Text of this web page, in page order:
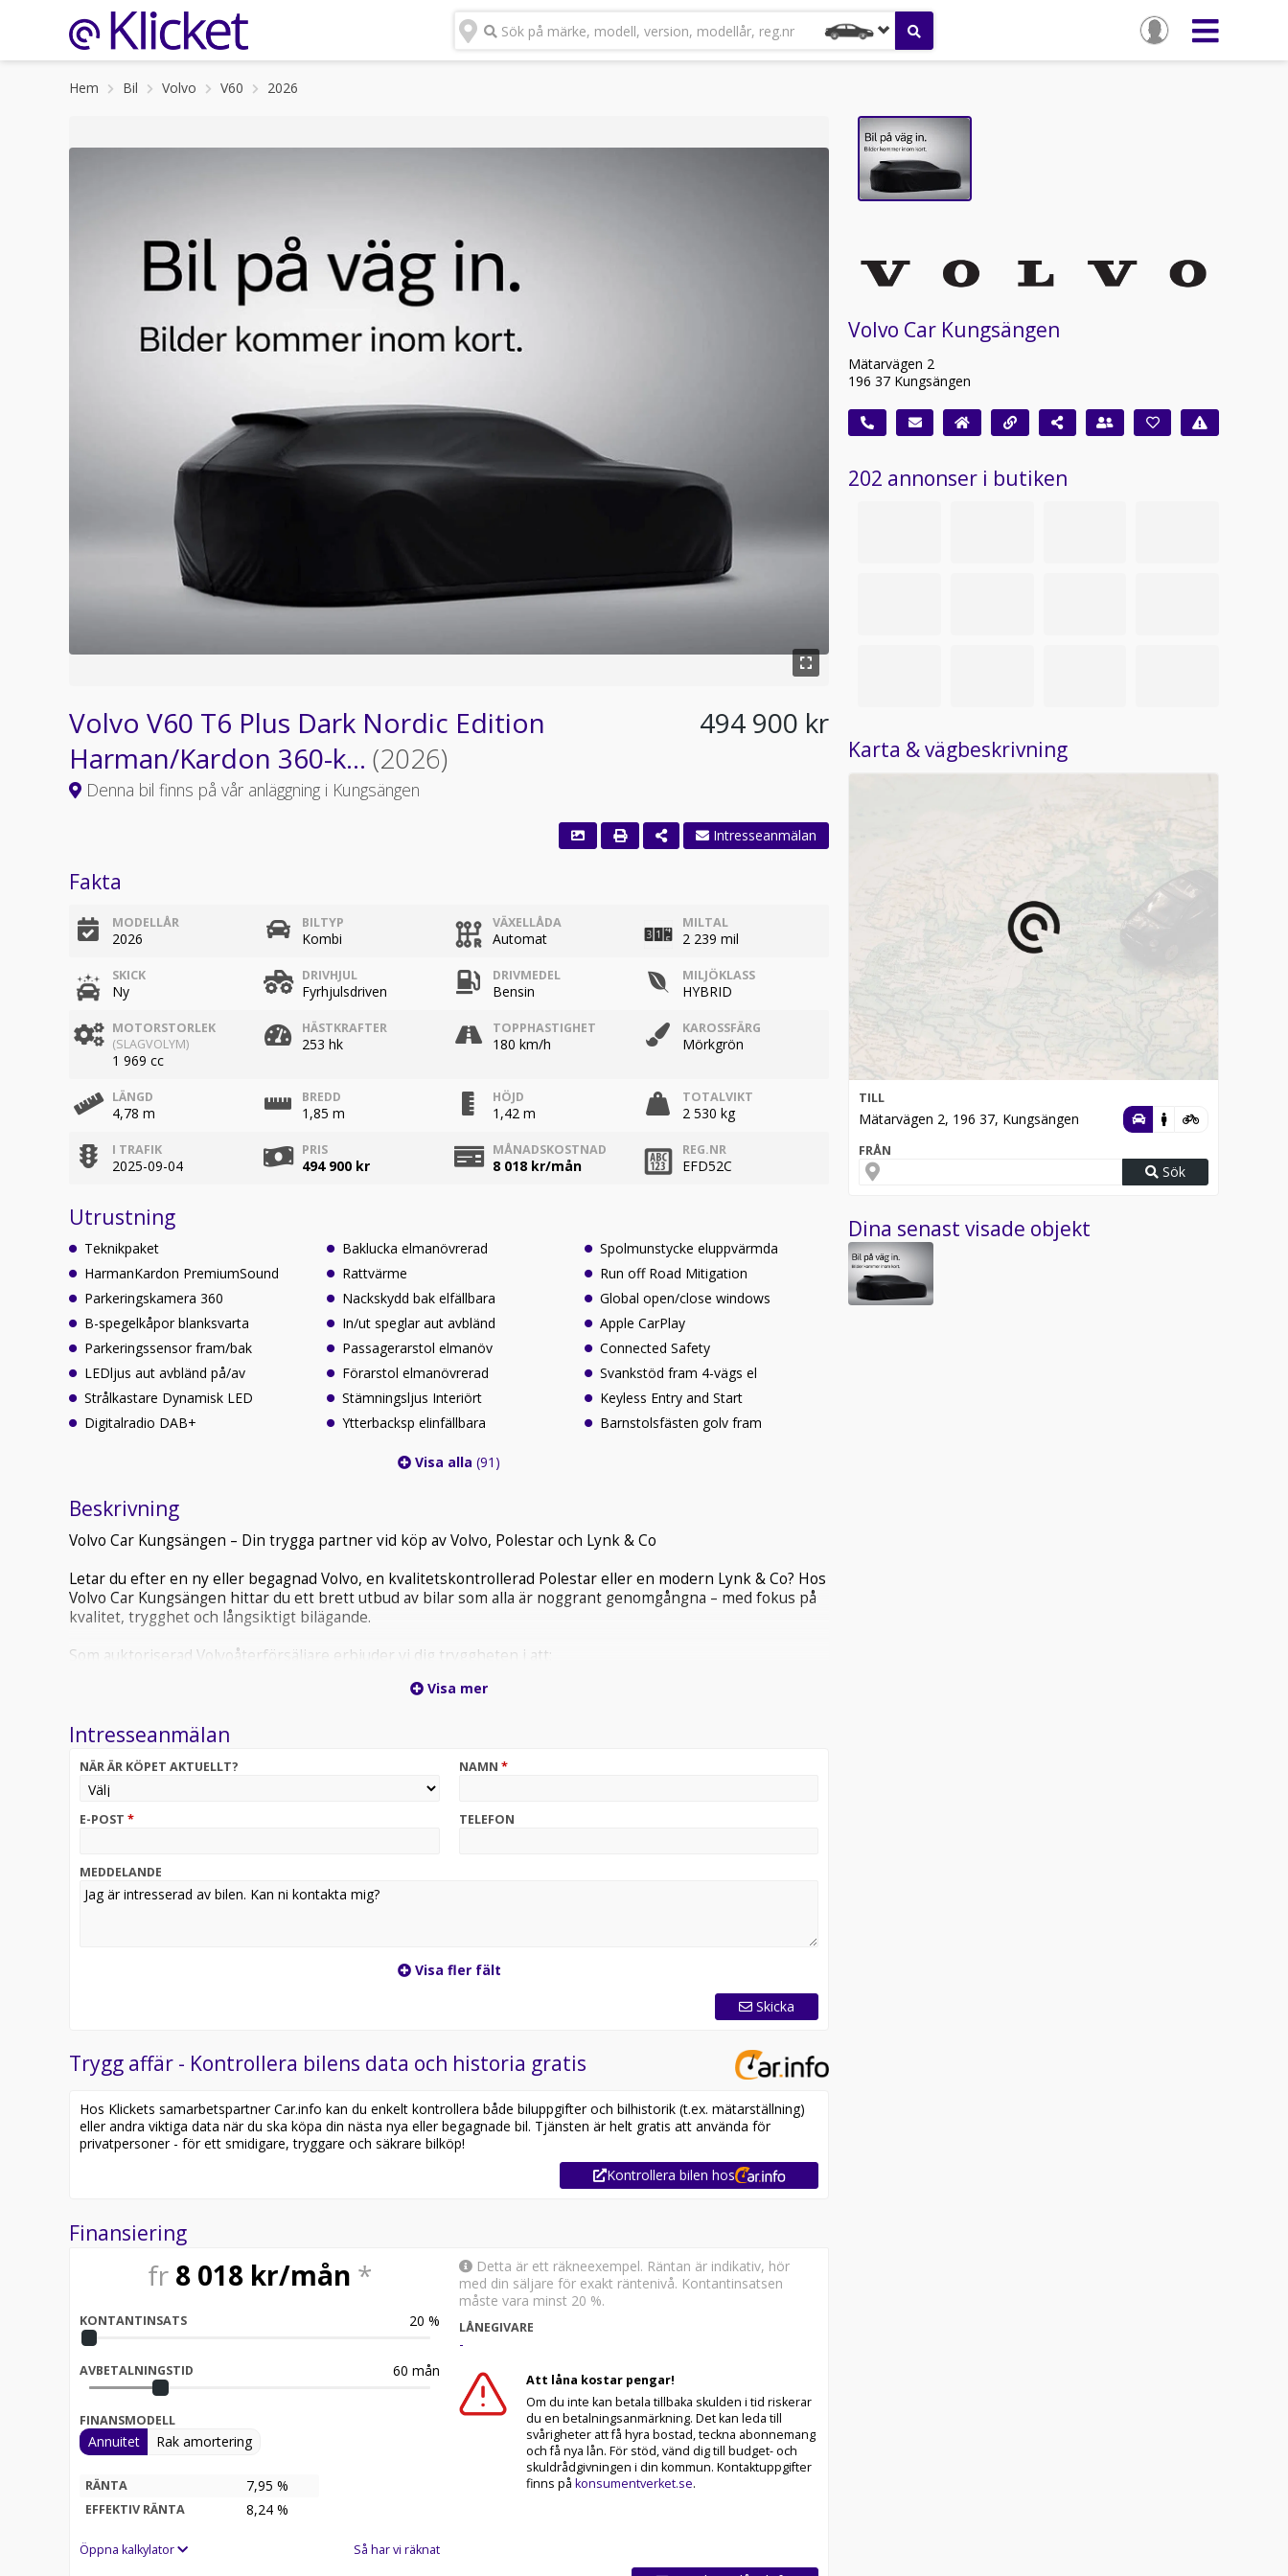
Sök på märke, modell, version, modellår, reg.nr
Hem Bil Volvo V60 2026
Volvo V60 T6 Plus Dark Nordic Edition
Harman/Kardon 360-k... (2026)
Denna bil finns på vår anläggning i Kungsängen
494 900 kr
Intresseanmälan
Fakta
MODELLÅR
2026
BILTYP
Kombi
VÄXELLÅDA
Automat
MILTAL
2 239 mil
SKICK
Ny
DRIVHJUL
Fyrhjulsdriven
DRIVMEDEL
Bensin
MILJÖKLASS
HYBRID
MOTORSTORLEK
(SLAGVOLYM)
1 969 cc
HÄSTKRAFTER
253 hk
TOPPHASTIGHET
180 km/h
KAROSSFÄRG
Mörkgrön
LÄNGD
4,78 m
BREDD
1,85 m
HÖJD
1,42 m
TOTALVIKT
2 530 kg
I TRAFIK
2025-09-04
PRIS
494 900 kr
MÅNADSKOSTNAD
8 018kr/mån
REG.NR
EFD52C
Utrustning
Teknikpaket
HarmanKardon PremiumSound
Parkeringskamera 360
B-spegelkåpor blanksvarta
Parkeringssensor fram/bak
LEDljus aut avbländ på/av
Strålkastare Dynamisk LED
Digitalradio DAB+
Baklucka elmanövrerad
Rattvärme
Nackskydd bak elfällbara
In/ut speglar aut avbländ
Passagerarstol elmanöv
Förarstol elmanövrerad
Stämningsljus Interiört
Ytterbacksp elinfällbara
Spolmunstycke eluppvärmda
Run off Road Mitigation
Global open/close windows
Apple CarPlay
Connected Safety
Svankstöd fram 4-vägs el
Keyless Entry and Start
Barnstolsfästen golv fram
Visa alla(91)
Beskrivning
Volvo Car Kungsängen – Din trygga partner vid köp av Volvo, Polestar och Lynk & Co
Letar du efter en ny eller begagnad Volvo, en kvalitetskontrollerad Polestar eller en modern Lynk & Co? Hos
Volvo Car Kungsängen hittar du ett brett utbud av bilar som alla är noggrant genomgångna – med fokus på
kvalitet, trygghet och långsiktigt bilägande.
Som auktoriserad Volvoåterförsäljare erbjuder vi dig tryggheten i att:
Alla våra bilar är testade och kvalitetssäkrade enligt Volvos höga standarder
Du får tillgång till Volvo Originalservice, utförd av utbildade Volvo-tekniker
Vi erbjuder anpassade garantier och serviceavtal för ett bekymmersfritt ägande
Utöver vårt breda sortiment av Volvo erbjuder vi även begagnade Polestar- och Lynk & Co-modeller – alla
noggrant kontrollerade och klara för trygg leverans.
Vårt mål är att göra ditt bilköp så smidigt och tryggt som möjligt, med en personlig service där vi guidar dig
Välkommen till Volvo Car Kungsängen – där trygghet, kvalitet och kundfokus alltid står i centrum.
Visa mer
Intresseanmälan
NÄR ÄR KÖPET AKTUELLT? NAMN *
E-POST * TELEFON
MEDDELANDE
Visa fler fält
Skicka
Trygg affär - Kontrollera bilens data och historia gratis
Hos Klickets samarbetspartner Car.info kan du enkelt kontrollera både biluppgifter och bilhistorik (t.ex. mätarställning)
eller andra viktiga data när du ska köpa din nästa nya eller begagnade bil. Tjänsten är helt gratis att använda för
privatpersoner - för ett smidigare, tryggare och säkrare bilköp!
Kontrollera bilen hos
Finansiering
fr 8 018kr/mån *
KONTANTINSATS 20 %
AVBETALNINGSTID 60 mån
FINANSMODELL
Annuitet Rak amortering
RÄNTA 7,95 %
EFFEKTIV RÄNTA 8,24 %
Öppna kalkylator Så har vi räknat
Detta är ett räkneexempel. Räntan är indikativ, hör
med din säljare för exakt räntenivå. Kontantinsatsen
måste vara minst 20 %.
LÅNEGIVARE
-
Att låna kostar pengar!
Om du inte kan betala tillbaka skulden i tid riskerar
du en betalningsanmärkning. Det kan leda till
svårigheter att få hyra bostad, teckna abonnemang
och få nya lån. För stöd, vänd dig till budget- och
skuldrådgivningen i din kommun. Kontaktuppgifter
finns på konsumentverket.se.
Volvo Car Kungsängen
Mätarvägen 2
196 37 Kungsängen
202 annonser i butiken
Karta & vägbeskrivning
TILL
Mätarvägen 2, 196 37, Kungsängen
FRÅN
Sök
Dina senast visade objekt